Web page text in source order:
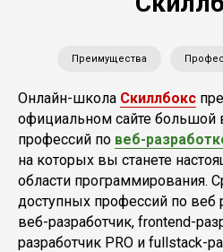
Преимущества
Онлайн-школа Скиллбокс
официальном сайте большой
профессий по веб-
на которых вы станете
области программирования.
доступных профессий по веб
веб-разработчик, frontend-
разработчик PRO и fullstack-